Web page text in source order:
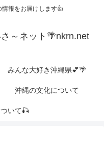
報をお届けします👍
～ネット🌴nkrn.net
みんな大好き沖縄県💕🌴
沖縄の文化について
いて🎣